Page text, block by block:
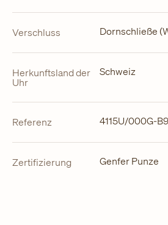
Verschluss Dornschließe
Herkunftsland der
Uhr
Schweiz
Referenz 4115U/000G-
Zertifizierung Genfer Punze